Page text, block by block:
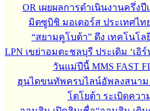
OR เผยผลการดำเนินงานครึ่ง
มิตซูบิชิ มอเตอร์ส ประเทศไ
“สยามคูโบต้า” ดึง เทคโนโ
LPN เขย่าอมตะชลบุรี ประเดิม ‘เอิ
วันแม่ปีนี้ MMS FAST
ฮุนไดขนทัพครบไลน์อัพลงสนาม ส่
โตโยต้า ระเบิดคว